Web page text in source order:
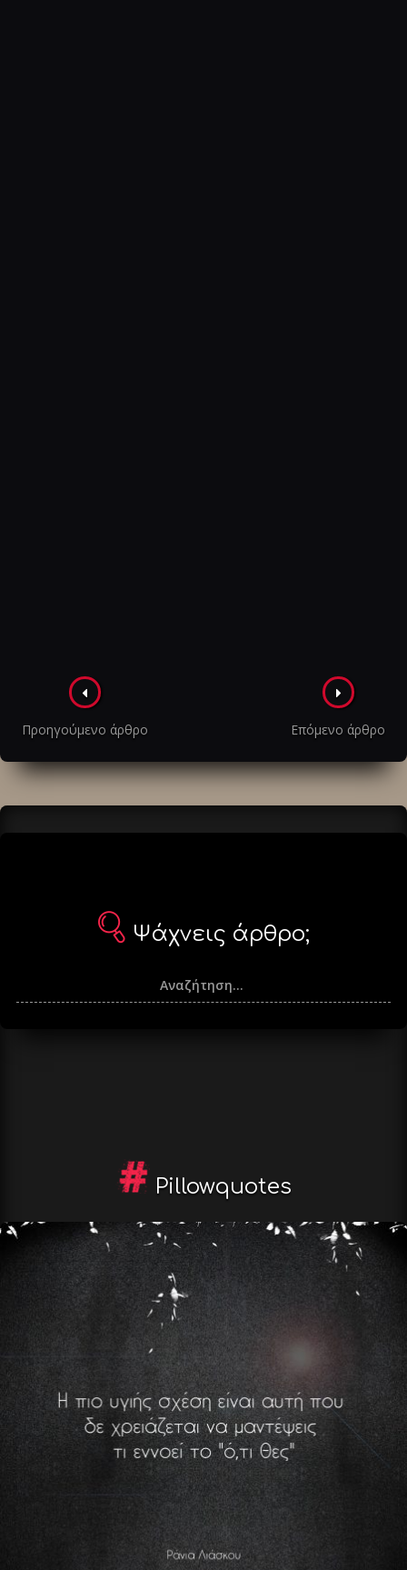
Πλοήγηση
στα
άρθρα
Προηγούμενο άρθρο Επόμενο άρθρο
Ψάχνεις άρθρο;
Pillowquotes